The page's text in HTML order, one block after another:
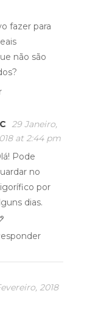
fazer para
não são
29 Janeiro,
at 2:44 pm
Pode
no
por
dias.
2018